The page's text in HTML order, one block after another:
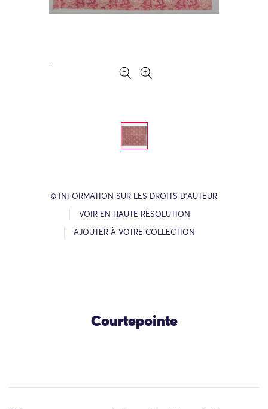
© INFORMATION SUR LES DROITS D’AUTEUR
VOIR EN HAUTE RÉSOLUTION
AJOUTER À VOTRE COLLECTION
Courtepointe